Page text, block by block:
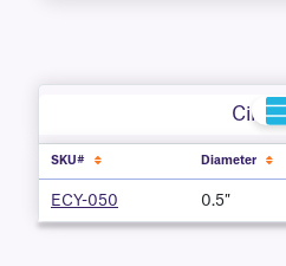
Circle
SKU# Diameter
ECY-050 0.5″